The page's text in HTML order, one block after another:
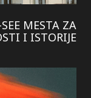
MESTA ZA
I ISTORIJE